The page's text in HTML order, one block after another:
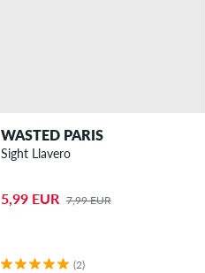
WASTED PARIS
Sight Llavero
5,99 EUR 7,99 EUR
(2)